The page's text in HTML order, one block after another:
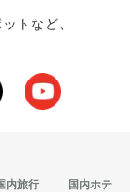
トなど、
内旅行 国内ホテル